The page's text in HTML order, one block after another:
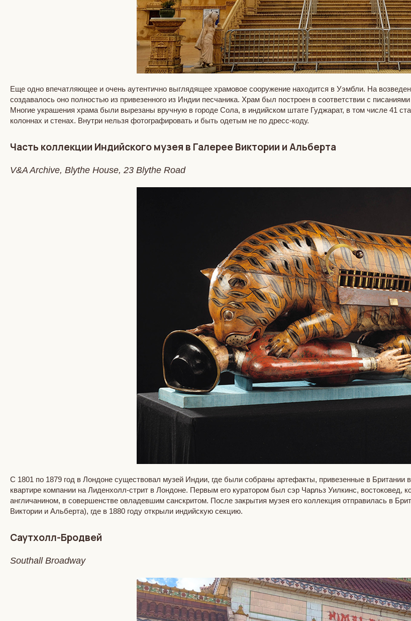
Еще одно впечатляющее и очень аутентично выглядящее храмовое сооружение находится в Уэмбли. На
создавалось оно полностью из привезенного из Индии песчаника. Храм был построен в соответствии с
Многие украшения храма были вырезаны вручную в городе Сола, в индийском штате Гуджарат, в том числе 41
колоннах и стенах. Внутри нельзя фотографировать и быть одетым не по дресс-коду.
Часть коллекции Индийского музея в Галерее Виктории и Альберта
V&A Archive, Blythe House, 23 Blythe Road
С 1801 по 1879 год в Лондоне существовал музей Индии, где были собраны артефакты, привезенные в
квартире компании на Лиденхолл-стрит в Лондоне. Первым его куратором был сэр Чарльз Уилкинс,
англичанином, в совершенстве овладевшим санскритом. После закрытия музея его коллекция отправилась в
Виктории и Альберта), где в 1880 году открыли индийскую секцию.
Саутхолл-Бродвей
Southall Broadway